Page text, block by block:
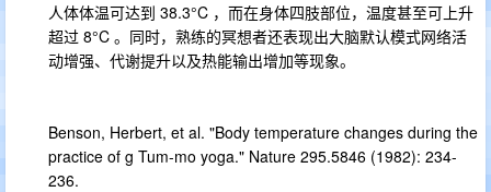
人体体温可达到 38.3°C ，而在身体四肢部位，温度甚至可上升
超过 8°C 。同时，熟练的冥想者还表现出大脑默认模式网络活
动增强、代谢提升以及热能输出增加等现象。
Benson, Herbert, et al. "Body temperature changes during the
practice of g Tum-mo yoga." Nature 295.5846 (1982): 234-
236.